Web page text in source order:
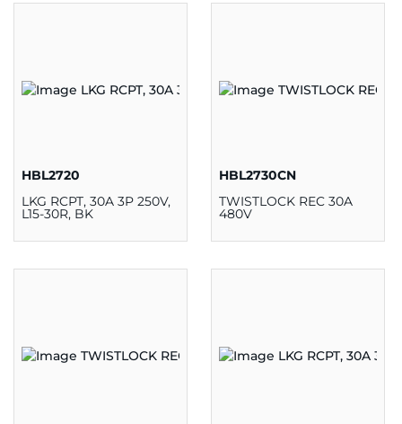
HBL2720
LKG RCPT, 30A 3P 250V,
L15-30R, BK
HBL2730CN
TWISTLOCK REC 30A
480V